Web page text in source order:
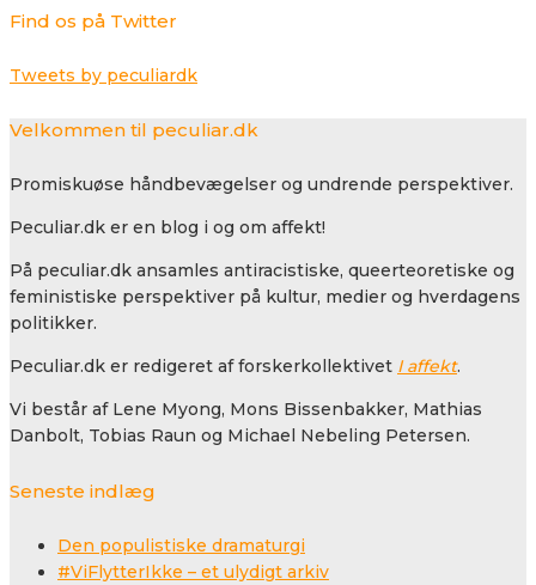
Find os på Twitter
Tweets by peculiardk
Velkommen til peculiar.dk
Promiskuøse håndbevægelser og undrende perspektiver.
Peculiar.dk er en blog i og om affekt!
På peculiar.dk ansamles antiracistiske, queerteoretiske og
feministiske perspektiver på kultur, medier og hverdagens
politikker.
Peculiar.dk er redigeret af forskerkollektivet I affekt.
Vi består af Lene Myong, Mons Bissenbakker, Mathias
Danbolt, Tobias Raun og Michael Nebeling Petersen.
Seneste indlæg
Den populistiske dramaturgi
#ViFlytterIkke – et ulydigt arkiv